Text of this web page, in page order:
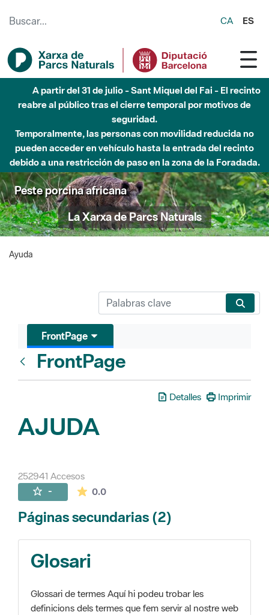
CA ES
A partir del 31 de julio - Sant Miquel del Fai - El recinto
reabre al público tras el cierre temporal por motivos de
seguridad.
Temporalmente, las personas con movilidad reducida no
pueden acceder en vehículo hasta la entrada del recinto
debido a una restricción de paso en la zona de la Foradada.
Peste porcina africana
La Xarxa de Parcs Naturals
Ayuda
FrontPage
FrontPage
Detalles Imprimir
AJUDA
252941 Accesos
- 0.0La valoración media es de 0 estrellas de
Páginas secundarias (2)
Glosari
Glossari de termes Aquí hi podeu trobar les
definicions dels termes que fem servir al nostre web